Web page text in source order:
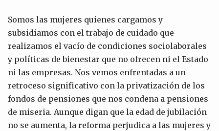
Somos las mujeres quienes cargamos y
subsidiamos con el trabajo de cuidado que
realizamos el vacío de condiciones sociolaborales
y políticas de bienestar que no ofrecen ni el Estado
ni las empresas. Nos vemos enfrentadas a un
retroceso significativo con la privatización de los
fondos de pensiones que nos condena a pensiones
de miseria. Aunque digan que la edad de jubilación
no se aumenta, la reforma perjudica a las mujeres y